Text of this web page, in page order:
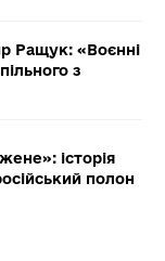
Ращук: «Воєнні
з
історія
полон